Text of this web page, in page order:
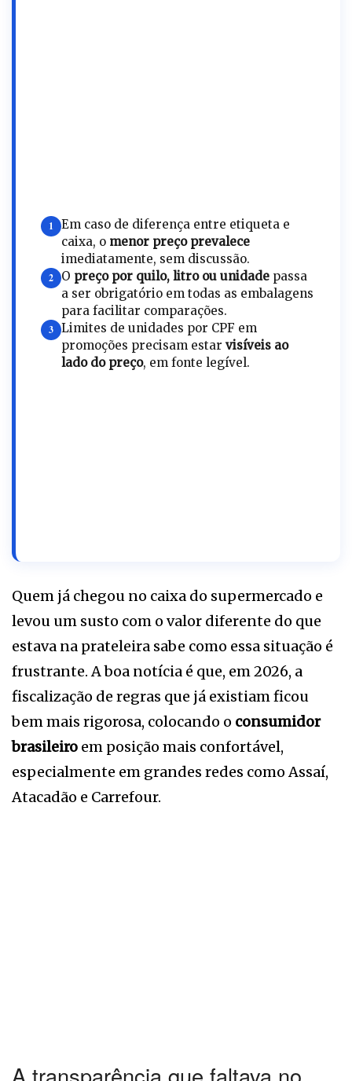
1
Em caso de diferença entre etiqueta e
caixa, o menor preço prevalece
imediatamente, sem discussão.
2 O preço por quilo, litro ou unidade passa
a ser obrigatório em todas as embalagens
para facilitar comparações.
3 Limites de unidades por CPF em
promoções precisam estar visíveis ao
lado do preço, em fonte legível.
Quem já chegou no caixa do supermercado e
levou um susto com o valor diferente do que
estava na prateleira sabe como essa situação é
frustrante. A boa notícia é que, em 2026, a
fiscalização de regras que já existiam ficou
bem mais rigorosa, colocando o consumidor
brasileiro em posição mais confortável,
especialmente em grandes redes como Assaí,
Atacadão e Carrefour.